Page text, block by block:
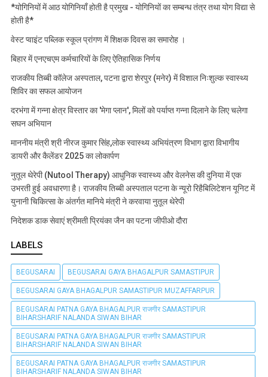
*योगिनियों में आठ योगिनियाँ होती है प्रमुख - योगिनियों का सम्बन्ध तंत्र तथा योग विद्या से
होती है*
वेस्ट प्वाइंट पब्लिक स्कूल प्रांगण में शिक्षक दिवस का समारोह ।
बिहार में एनएचएम कर्मचारियों के लिए ऐतिहासिक निर्णय
राजकीय तिब्बी कॉलेज अस्पताल, पटना द्वारा शेरपुर (मनेर) में विशाल निःशुल्क स्वास्थ्य
शिविर का सफल आयोजन
दरभंगा में गन्ना क्षेत्र विस्तार का 'मेगा प्लान', मिलों को पर्याप्त गन्ना दिलाने के लिए चलेगा
सघन अभियान
माननीय मंत्री श्री नीरज कुमार सिंह,लोक स्वास्थ्य अभियंत्रण विभाग द्वारा विभागीय
डायरी और कैलेंडर 2025 का लोकार्पण
नुतूल थेरेपी (Nutool Therapy) आधुनिक स्वास्थ्य और वेलनेस की दुनिया में एक
उभरती हुई अवधारणा है। राजकीय तिब्बी अस्पताल पटना के न्यूरो रिहैबिलिटेशन यूनिट में
युनानी चिकित्सा के अंतर्गत मानिये मंत्री ने करवाया नुतूल थेरेपी
निदेशक डाक सेवाएं श्रीमती प्रियंका जैन का पटना जीपीओ दौरा
LABELS
BEGUSARAI BEGUSARAI GAYA BHAGALPUR SAMASTIPUR
BEGUSARAI GAYA BHAGALPUR SAMASTIPUR MUZAFFARPUR
BEGUSARAI PATNA GAYA BHAGALPUR राजगीर SAMASTIPUR
BIHARSHARIF NALANDA SIWAN BIHAR
BEGUSARAI PATNA GAYA BHAGALPUR राजगीर SAMASTIPUR
BIHARSHARIF NALANDA SIWAN BIHAR
BEGUSARAI PATNA GAYA BHAGALPUR राजगीर SAMASTIPUR
BIHARSHARIF NALANDA SIWAN BIHAR